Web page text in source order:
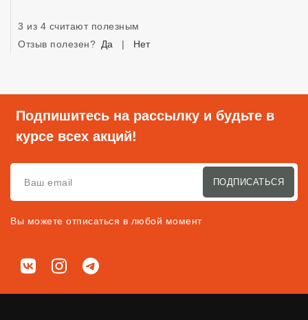
3 из 4 считают полезным
Отзыв полезен? Да | Нет
Подпишитесь на рассылку и будьте в
курсе всех акций!
ПОДПИСАТЬСЯ
Вы можете отписаться в любой момент
Мы в соц. сетях
ВКонтактеInstagramTelegram